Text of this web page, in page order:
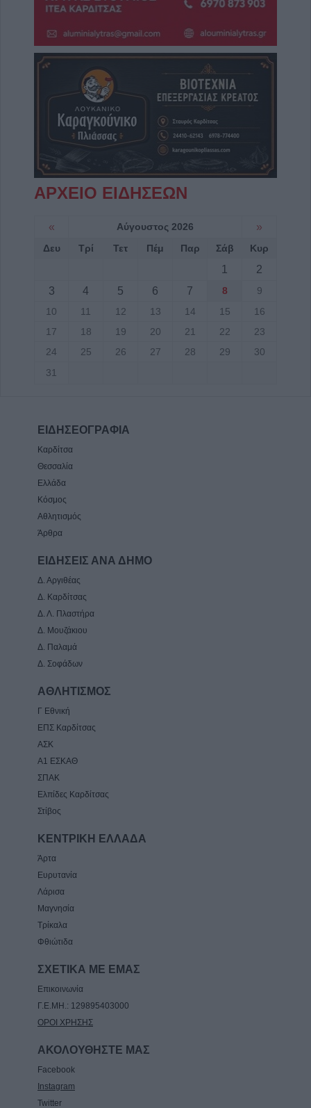
ΑΡΧΕΙΟ ΕΙΔΗΣΕΩΝ
« Αύγουστος 2026 »
Δευ Τρί Τετ Πέμ Παρ Σάβ Κυρ
1
2
3
4 5 6 7 8
9
10
11 12 13 14 15
16
17
18 19 20 21 22
23
24
25 26 27 28 29
30
31
ΕΙΔΗΣΕΟΓΡΑΦΙΑ
Καρδίτσα
Θεσσαλία
Ελλάδα
Κόσμος
Αθλητισμός
Άρθρα
ΕΙΔΗΣΕΙΣ ΑΝΑ ΔΗΜΟ
Δ. Αργιθέας
Δ. Καρδίτσας
Δ. Λ. Πλαστήρα
Δ. Μουζάκιου
Δ. Παλαμά
Δ. Σοφάδων
ΑΘΛΗΤΙΣΜΟΣ
Γ Εθνική
ΕΠΣ Καρδίτσας
ΑΣΚ
Α1 ΕΣΚΑΘ
ΣΠΑΚ
Ελπίδες Καρδίτσας
Στίβος
ΚΕΝΤΡΙΚΗ ΕΛΛΑΔΑ
Άρτα
Ευρυτανία
Λάρισα
Μαγνησία
Τρίκαλα
Φθιώτιδα
ΣΧΕΤΙΚΑ ΜΕ ΕΜΑΣ
Επικοινωνία
Γ.Ε.ΜΗ.: 129895403000
ΟΡΟΙ ΧΡΗΣΗΣ
ΑΚΟΛΟΥΘΗΣΤΕ ΜΑΣ
Facebook
Instagram
Twitter